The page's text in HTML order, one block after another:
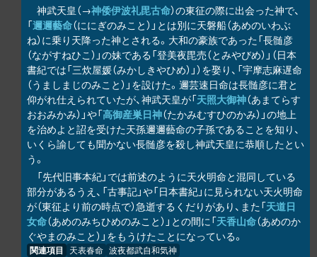
神武天皇（→神倭伊波礼毘古命）の東征の際に出会った神で、
「邇邇藝命（ににぎのみこと）」とは別に天磐船（あめのいわぶ
ね）に乗り天降った神とされる。大和の豪族であった「長髄彦
（ながすねひこ）」の妹である「登美夜毘売（とみやびめ）」（日本
書紀では「三炊屋媛（みかしきやひめ）」）を娶り、「宇摩志麻遅命
（うましまじのみこと）」を設けた。邇芸速日命は長髄彦に君と
仰がれ仕えられていたが、神武天皇が「天照大御神（あまてらす
おおみかみ）」や「高御産巣日神（たかみむすひのかみ）」の地上
を治めよと詔を受けた天孫邇邇藝命の子孫であることを知り、
いくら諭しても聞かない長髄彦を殺し神武天皇に恭順したとい
う。
「先代旧事本紀」では前述のように天火明命と混同している
部分があるうえ、「古事記」や「日本書紀」に見られない天火明命
が（東征より前の時点で）急逝するくだりがあり、また「天道日
女命（あめのみちひめのみこと）」との間に「天香山命（あめのか
ぐやまのみこと）」をもうけたことになっている。
関連項目 天表春命 波夜都武自和気神